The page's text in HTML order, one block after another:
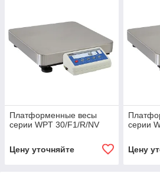
Платформенные весы
серии WPT 30/F1/R/NV
Цену уточняйте
серии
Цену